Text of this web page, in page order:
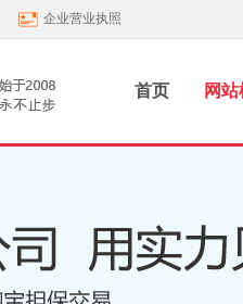
企业营业执照
首页 网